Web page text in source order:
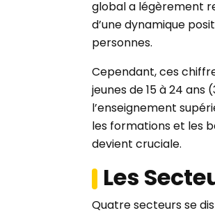
global a légèrement
d’une dynamique
personnes.
Cependant, ces
jeunes de 15 à 24
l’enseignement
les formations et les
devient cruciale.
Les
Quatre secteurs se